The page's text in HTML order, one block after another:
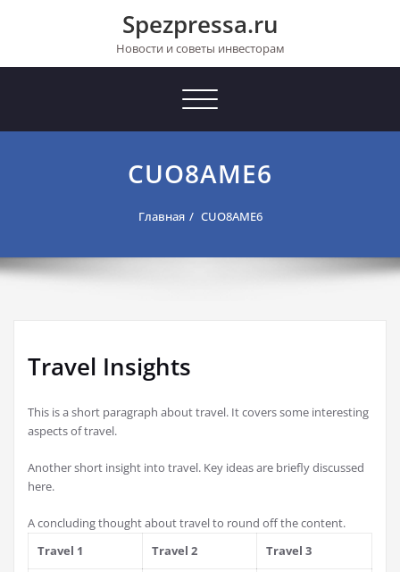
Spezpressa.ru
Новости и советы инвесторам
Toggle
CUO8AME6
Главная CUO8AME6
Travel Insights
This is a short paragraph about travel. It covers some interesting
aspects of travel.
Another short insight into travel. Key ideas are briefly discussed
here.
A concluding thought about travel to round off the content.
Travel 1
Travel 2 Travel 3